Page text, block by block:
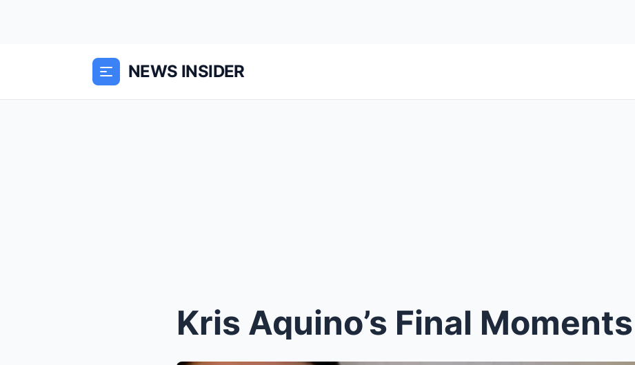
NEWS INSIDER